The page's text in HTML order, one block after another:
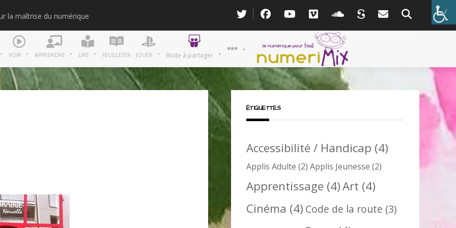
la maîtrise du numérique
VOIR APPRENDRE LIRE FEUILLETER JOUER Boite à partager
ÉTIQUETTES
Accessibilité / Handicap (4)
Applis Adulte (2) Applis Jeunesse (2)
Apprentissage (4)Art (4)
Cinéma (4) Code de la route (3)